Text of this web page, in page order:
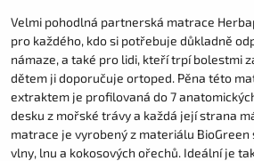
Velmi pohodlná partnerská matrace
pro každého, kdo si potřebuje důkladně
námaze, a také pro lidi, kteří trpí bolestmi
dětem ji doporučuje ortoped. Pěna této
extraktem je profilovaná do 7
desku z mořské trávy a každá její strana
matrace je vyrobený z materiálu
vlny, lnu a kokosových ořechů. Ideální je